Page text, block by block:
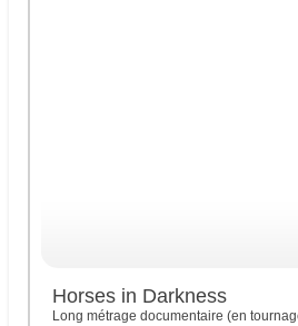
Horses in Darkness
Long métrage documentaire (en